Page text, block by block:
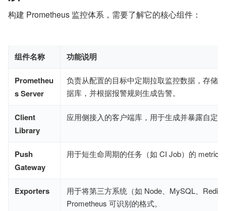
构建 Prometheus 监控体系，需要了解它的核心组件：
组件名称 功能说明
Prometheu
s Server
负责从配置的目标中定期拉取监控数据，存储
据库，并根据报警规则生成告警。
Client
Library
应用侧接入的客户端库，用于生成并暴露自定
Push
Gateway
用于短生命周期的任务（如 CI Job）的 metrics
Exporters
用于将第三方系统（如 Node、MySQL、Redis
Prometheus 可识别的格式。